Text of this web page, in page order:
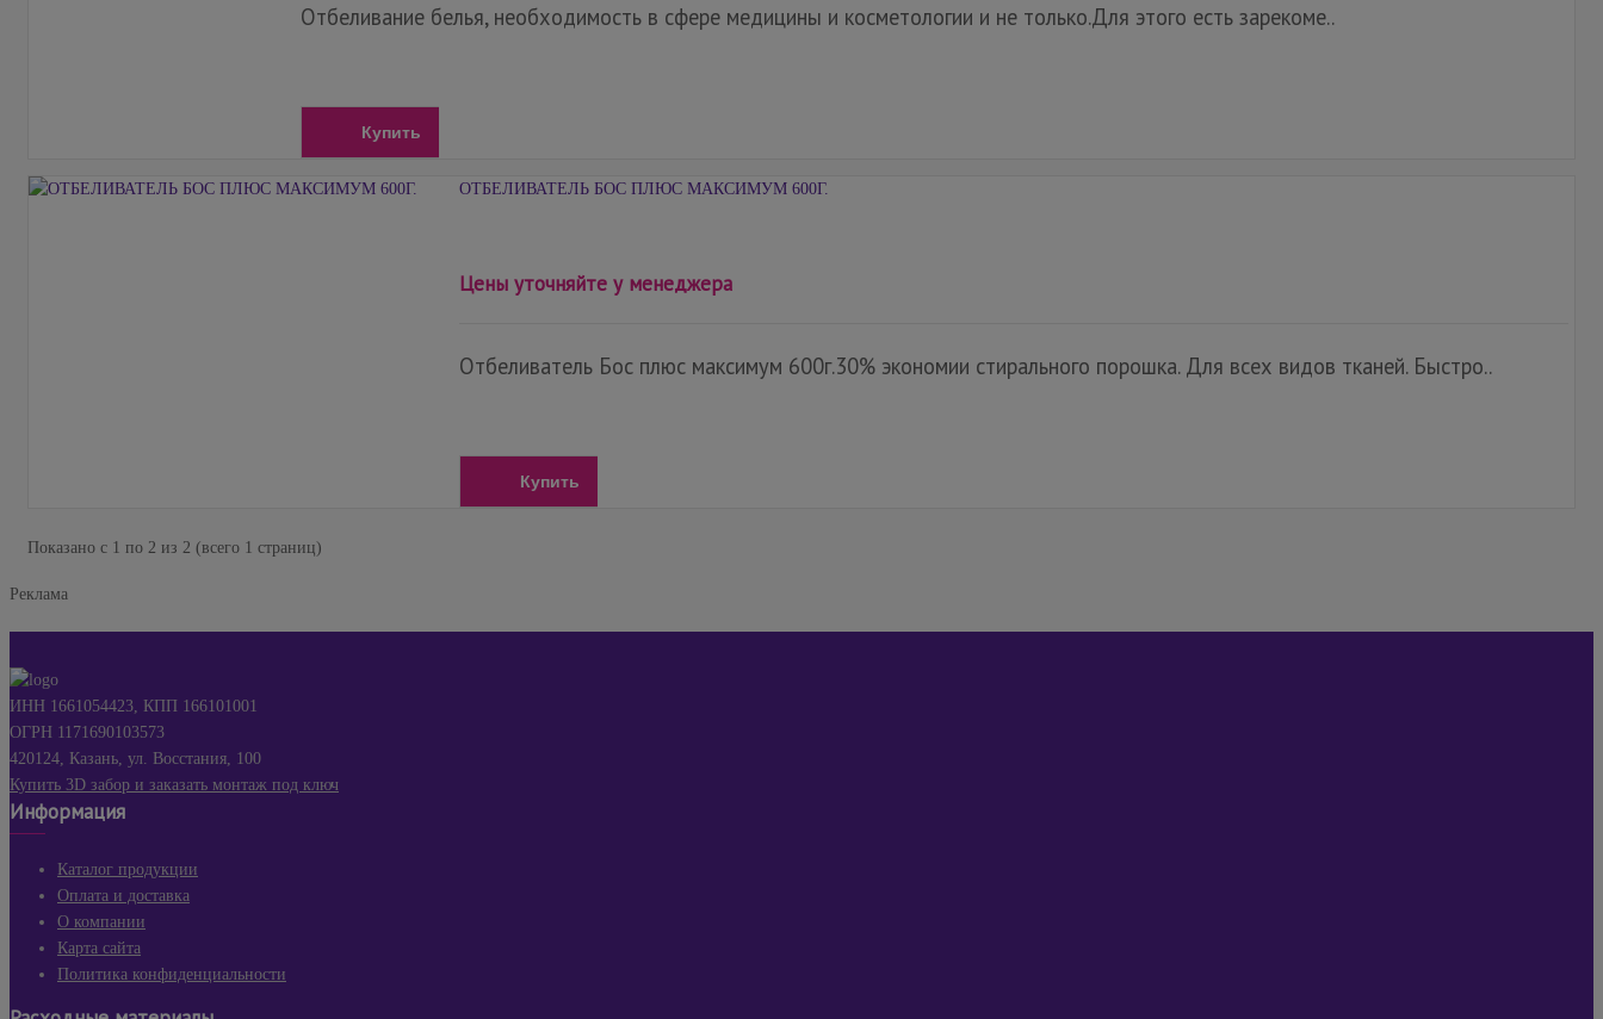
Отбеливание белья, необходимость в сфере медицины и косметологии и не только.Для этого есть зарекоме..
Купить
ОТБЕЛИВАТЕЛЬ БОС ПЛЮС МАКСИМУМ 600Г.
Цены уточняйте у менеджера
Отбеливатель Бос плюс максимум 600г.30% экономии стирального порошка. Для всех видов тканей. Быстро..
Купить
Показано с 1 по 2 из 2 (всего 1 страниц)
Реклама
ИНН 1661054423, КПП 166101001
ОГРН 1171690103573
420124, Казань, ул. Восстания, 100
Купить 3D забор и заказать монтаж под ключ
Информация
Каталог продукции
Оплата и доставка
О компании
Карта сайта
Политика конфиденциальности